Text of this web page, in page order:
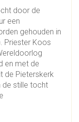
door de
een
gehouden in
Priester Koos
en met de
de Pieterskerk
de stille tocht